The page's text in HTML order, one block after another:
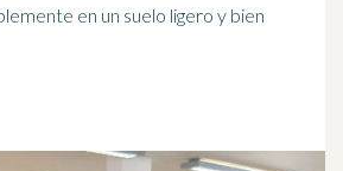
en un suelo ligero y bien